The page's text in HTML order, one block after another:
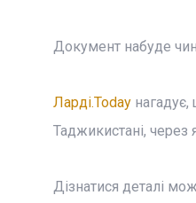
Документ набуде
Ларді.Todayнагадує,
Таджикистані,
Дізнатися деталі